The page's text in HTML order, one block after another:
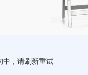
中，请刷新重试